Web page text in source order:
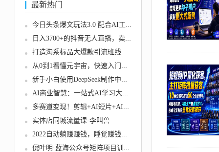
最新热门
今日头条爆文玩法3.0 配合AI工具...
日入3700+的抖音无人直播，卖花样...
打造淘系标品大爆款引流班线上训...
从0到1看懂元宇宙，快速入门，提...
新手小白使用DeepSeek制作中式健...
AI商业智慧：一站式AI学习大全【...
多赛道变现！剪辑+AI短片+AI漫剧...
实体店同城流量课-李叫兽
2022自动躺赚赚钱，睡觉赚钱，被...
倪叶明·蓝海公众号矩阵项目训练...